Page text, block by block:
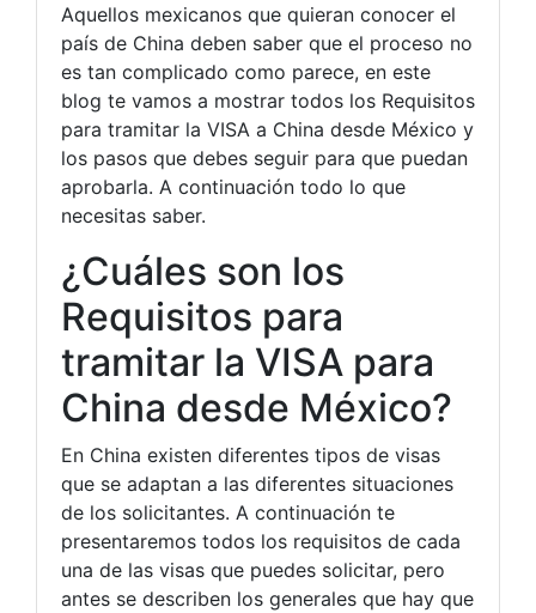
Aquellos mexicanos que quieran conocer el
país de China deben saber que el proceso no
es tan complicado como parece, en este
blog te vamos a mostrar todos los Requisitos
para tramitar la VISA a China desde México y
los pasos que debes seguir para que puedan
aprobarla. A continuación todo lo que
necesitas saber.
¿Cuáles son los
Requisitos para
tramitar la VISA para
China desde México?
En China existen diferentes tipos de visas
que se adaptan a las diferentes situaciones
de los solicitantes. A continuación te
presentaremos todos los requisitos de cada
una de las visas que puedes solicitar, pero
antes se describen los generales que hay que